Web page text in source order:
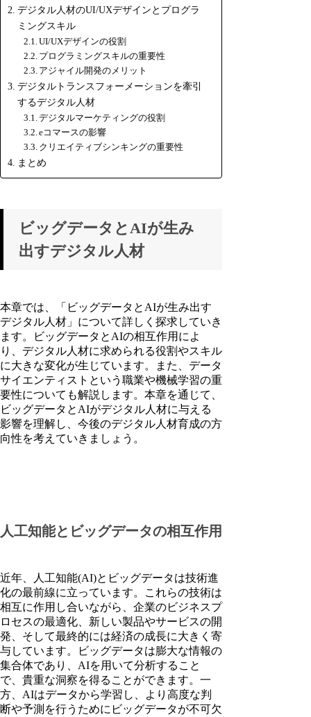
デジタル人材のUI/UXデザインとプログラ
ミングスキル
UI/UXデザインの役割
プログラミングスキルの重要性
アジャイル開発のメリット
デジタルトランスフォーメーションを牽引
するデジタル人材
デジタルマーケティングの役割
eコマースの影響
クリエイティブシンキングの重要性
まとめ
ビッグデータとAIが生み
出すデジタル人材
本章では、「ビッグデータとAIが生み出す
デジタル人材」について詳しく探求していき
ます。ビッグデータとAIの相互作用によ
り、デジタル人材に求められる役割やスキル
に大きな変化が生じています。また、データ
サイエンティストという職業や機械学習の重
要性についても解説します。本章を通じて、
ビッグデータとAIがデジタル人材に与える
影響を理解し、今後のデジタル人材育成の方
向性を考えていきましょう。
人工知能とビッグデータの相互作用
近年、人工知能(AI)とビッグデータは技術進
化の最前線に立っています。これらの技術は
相互に作用し合いながら、企業のビジネスプ
ロセスの最適化、新しい製品やサービスの開
発、そして最終的には経済の成長に大きく寄
与しています。ビッグデータは膨大な情報の
集合体であり、AIを用いて分析すること
で、貴重な洞察を得ることができます。一
方、AIはデータから学習し、より高度な判
断や予測を行うためにビッグデータが不可欠